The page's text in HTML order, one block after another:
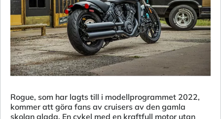
Rogue, som har lagts till i modellprogrammet 2022,
kommer att göra fans av cruisers av den gamla
skolan glada. En cykel med en kraftfull motor utan